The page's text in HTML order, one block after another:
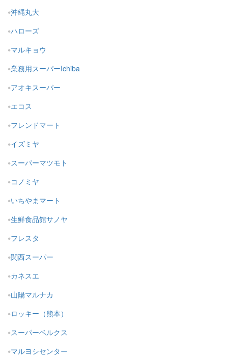
沖縄丸大
ハローズ
マルキョウ
業務用スーパーIchiba
アオキスーパー
エコス
フレンドマート
イズミヤ
スーパーマツモト
コノミヤ
いちやまマート
生鮮食品館サノヤ
フレスタ
関西スーパー
カネスエ
山陽マルナカ
ロッキー（熊本）
スーパーベルクス
マルヨシセンター